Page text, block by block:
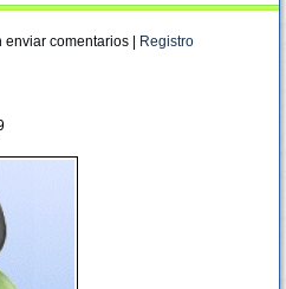
comentarios | Registro